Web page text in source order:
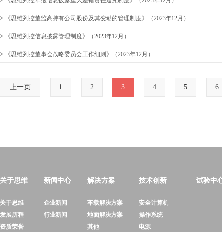
> 《思维列控董监高持有公司股份及其变动的管理制度》（2023年12月）
> 《思维列控信息披露管理制度》（2023年12月）
> 《思维列控董事会战略委员会工作细则》（2023年12月）
上一页 1 2 3 4 5 6
关于思维
关于思维
发展历程
资质荣誉
新闻中心
企业新闻
行业新闻
解决方案
车载解决方案
地面解决方案
其他
技术创新
安全计算机
操作系统
电源
试验中